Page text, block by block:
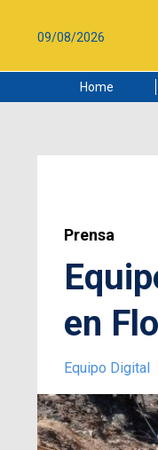
09/08/2026
Home
Prensa
en
Equipo Digital